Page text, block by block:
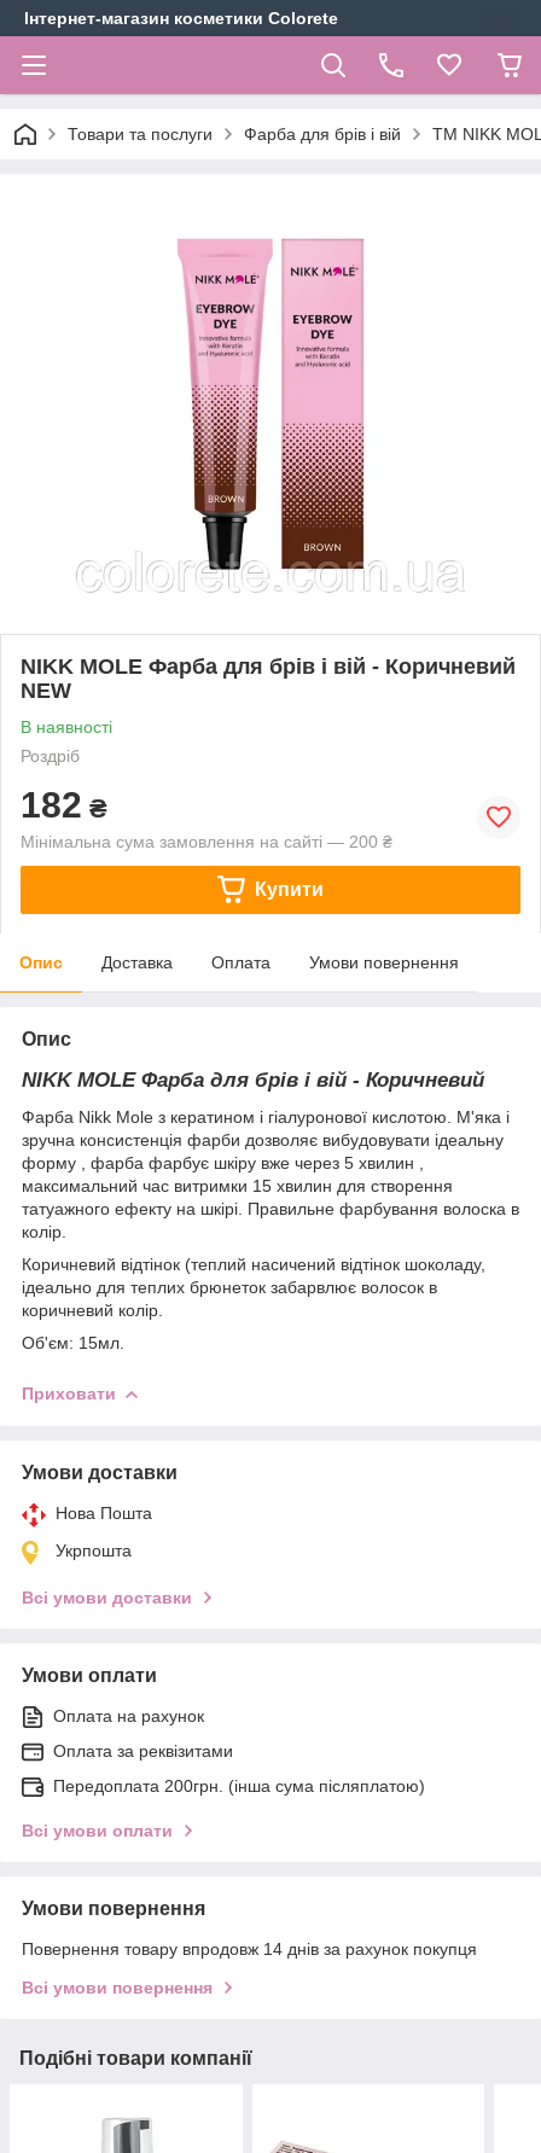
Інтернет-магазин косметики Colorete
Товари та послуги Фарба для брів і вій TM NIKK
NIKK MOLE Фарба для брів і вій - Коричневий
NEW
В наявності
Роздріб
182 ₴
Мінімальна сума замовлення на сайті — 200 ₴
Купити
Опис Доставка Оплата Умови повернення
Опис
NIKK MOLE Фарба для брів і вій - Коричневий
Фарба Nikk Mole з кератином і гіалуронової кислотою. М'яка і
зручна консистенція фарби дозволяє вибудовувати ідеальну
форму , фарба фарбує шкіру вже через 5 хвилин ,
максимальний час витримки 15 хвилин для створення
татуажного ефекту на шкірі. Правильне фарбування волоска в
колір.
Коричневий відтінок (теплий насичений відтінок шоколаду,
ідеально для теплих брюнеток забарвлює волосок в
коричневий колір.
Об'єм: 15мл.
Приховати
Умови доставки
Нова Пошта
Укрпошта
Всі умови доставки
Умови оплати
Оплата на рахунок
Оплата за реквізитами
Передоплата 200грн. (інша сума післяплатою)
Всі умови оплати
Умови повернення
Повернення товару впродовж 14 днів за рахунок покупця
Всі умови повернення
Подібні товари компанії